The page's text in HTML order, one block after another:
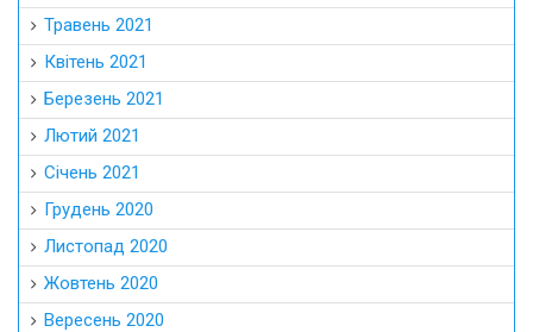
Травень 2021
Квітень 2021
Березень 2021
Лютий 2021
Січень 2021
Грудень 2020
Листопад 2020
Жовтень 2020
Вересень 2020